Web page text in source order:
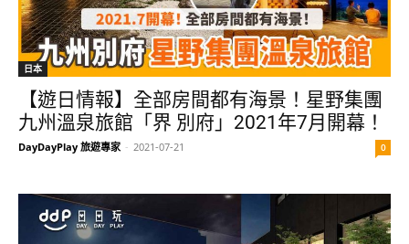
日本
【遊日情報】全部房間都有海景！星野集團
九州溫泉旅館「界 別府」2021年7月開幕！
DayDayPlay 旅遊專家 - 2021-07-21 0